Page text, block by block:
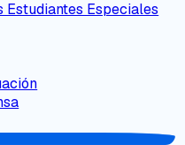
Estudiantes Especiales